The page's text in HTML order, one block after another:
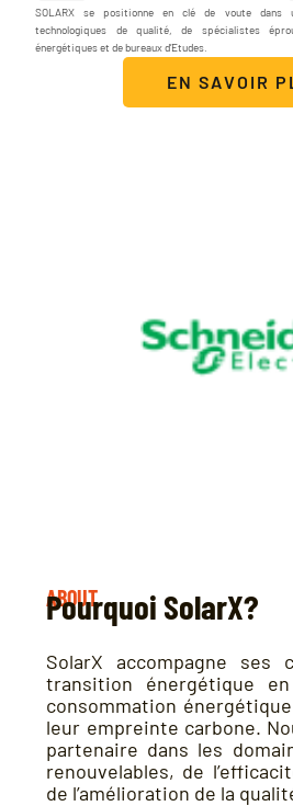
SOLARX se positionne en clé de voute dans
technologiques de qualité, de spécialistes
énergétiques et de bureaux d’Etudes.
EN SAVOIR
ABOUT
Pourquoi SolarX?
SolarX accompagne ses
transition énergétique
consommation
leur empreinte carbone.
partenaire dans les
renouvelables, de
de l’amélioration de la